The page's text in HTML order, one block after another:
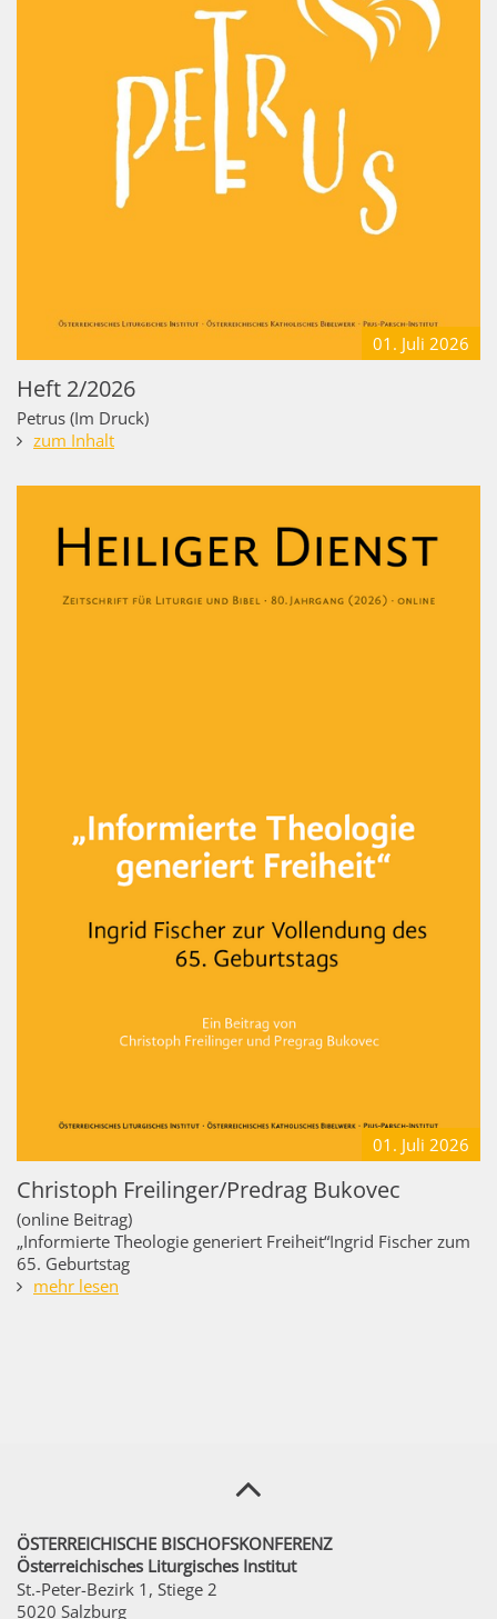
01. Juli 2026
Heft 2/2026
Petrus (Im Druck)
zum Inhalt
01. Juli 2026
Christoph Freilinger/Predrag Bukovec
(online Beitrag)
„Informierte Theologie generiert Freiheit“Ingrid Fischer zum
65. Geburtstag
mehr lesen
ÖSTERREICHISCHE BISCHOFSKONFERENZ
Österreichisches Liturgisches Institut
St.-Peter-Bezirk 1, Stiege 2
5020 Salzburg